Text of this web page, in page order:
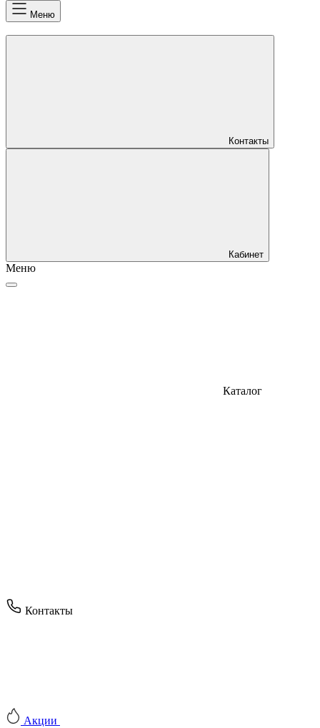
Меню
Контакты
Кабинет
Меню
Каталог
Контакты
Акции